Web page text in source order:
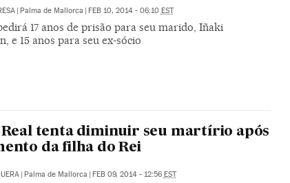
Palma de Mallorca FEB 10, 2014 - 06:10 EST
17 anos de prisão para seu marido, Iñaki
e 15 anos para seu ex-sócio
Real tenta diminuir seu martírio após
da filha do Rei
| Palma de Mallorca | FEB 09, 2014 - 12:56 EST